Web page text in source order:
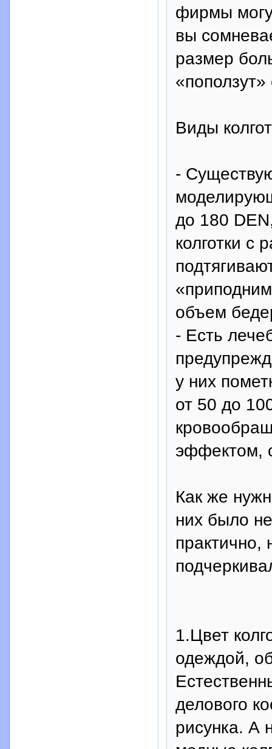
фирмы
вы
размер
Виды
-
до 180
колготки с
объем
- Есть
у них
от 50 до
эффектом,
Как же
них было
практично,
1.Цвет
одеждой,
делового
рисунка. А